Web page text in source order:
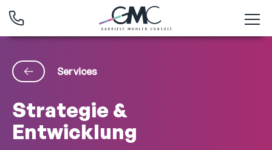
Services
Strategie &
Entwicklung